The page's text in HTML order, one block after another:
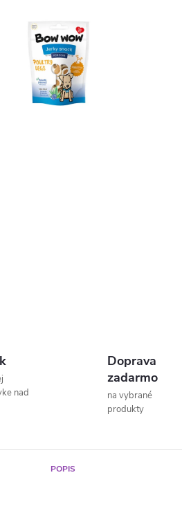
nad
Doprava
zadarmo
na vybrané
produkty
POPIS